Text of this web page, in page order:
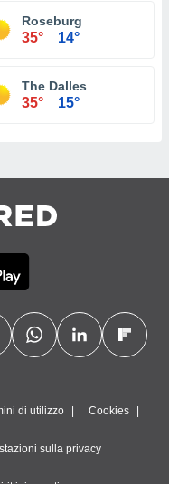
Roseburg
35° 14°
The Dalles
35° 15°
di utilizzo Cookies
sulla privacy